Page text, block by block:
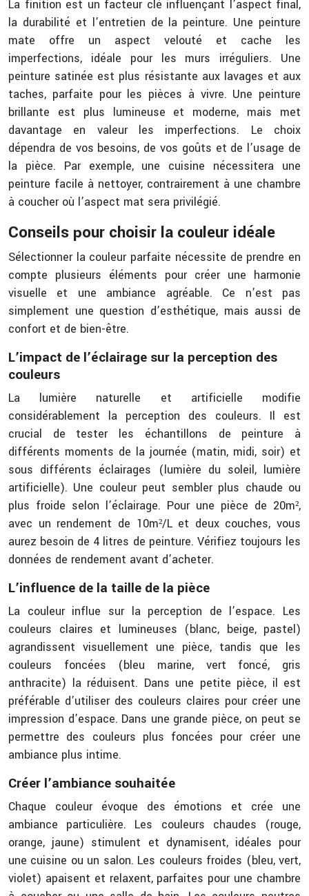
La finition est un facteur clé influençant l’aspect final,
la durabilité et l’entretien de la peinture. Une peinture
mate offre un aspect velouté et cache les
imperfections, idéale pour les murs irréguliers. Une
peinture satinée est plus résistante aux lavages et aux
taches, parfaite pour les pièces à vivre. Une peinture
brillante est plus lumineuse et moderne, mais met
davantage en valeur les imperfections. Le choix
dépendra de vos besoins, de vos goûts et de l’usage de
la pièce. Par exemple, une cuisine nécessitera une
peinture facile à nettoyer, contrairement à une chambre
à coucher où l’aspect mat sera privilégié.
Conseils pour choisir la couleur idéale
Sélectionner la couleur parfaite nécessite de prendre en
compte plusieurs éléments pour créer une harmonie
visuelle et une ambiance agréable. Ce n’est pas
simplement une question d’esthétique, mais aussi de
confort et de bien-être.
L’impact de l’éclairage sur la perception des
couleurs
La lumière naturelle et artificielle modifie
considérablement la perception des couleurs. Il est
crucial de tester les échantillons de peinture à
différents moments de la journée (matin, midi, soir) et
sous différents éclairages (lumière du soleil, lumière
artificielle). Une couleur peut sembler plus chaude ou
plus froide selon l’éclairage. Pour une pièce de 20m²,
avec un rendement de 10m²/L et deux couches, vous
aurez besoin de 4 litres de peinture. Vérifiez toujours les
données de rendement avant d’acheter.
L’influence de la taille de la pièce
La couleur influe sur la perception de l’espace. Les
couleurs claires et lumineuses (blanc, beige, pastel)
agrandissent visuellement une pièce, tandis que les
couleurs foncées (bleu marine, vert foncé, gris
anthracite) la réduisent. Dans une petite pièce, il est
préférable d’utiliser des couleurs claires pour créer une
impression d’espace. Dans une grande pièce, on peut se
permettre des couleurs plus foncées pour créer une
ambiance plus intime.
Créer l’ambiance souhaitée
Chaque couleur évoque des émotions et crée une
ambiance particulière. Les couleurs chaudes (rouge,
orange, jaune) stimulent et dynamisent, idéales pour
une cuisine ou un salon. Les couleurs froides (bleu, vert,
violet) apaisent et relaxent, parfaites pour une chambre